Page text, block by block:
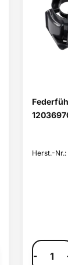
Herst.-Nr.:
-